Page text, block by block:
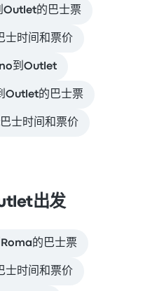
Outlet的巴士票
士时间和票价
到Outlet
Outlet的巴士票
士时间和票价
出发
的巴士票
士时间和票价